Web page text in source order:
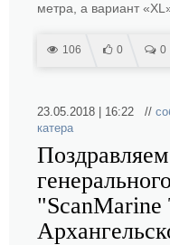
метра, а вариант
106 0 0
23.05.2018 | 16:22 //
катера